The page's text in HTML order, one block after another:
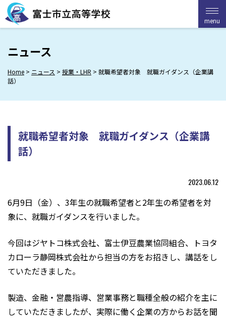
Skip
to
content
ニュース
Home > ニュース > 授業・LHR > 就職希望者対象 就職ガイダンス（企業講
話）
就職希望者対象 就職ガイダンス（企業講
話）
2023.06.12
6月9日（金）、3年生の就職希望者と2年生の希望者を対
象に、就職ガイダンスを行いました。
今回はジヤトコ株式会社、富士伊豆農業協同組合、トヨタ
カローラ静岡株式会社から担当の方をお招きし、講話をし
ていただきました。
製造、金融・営農指導、営業事務と職種全般の紹介を主に
していただきましたが、実際に働く企業の方からお話を聞
menu
menu